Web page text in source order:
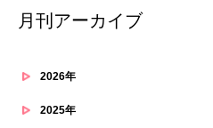
月刊アーカイブ
2026年
2025年